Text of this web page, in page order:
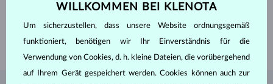
GEWICHT 0.040 ct
BREITE 1.80 mm
GEWICHT 2.05 g
WILLKOMMEN BEI KLENOTA
Um sicherzustellen, dass unsere Website ordnungsgemäß
funktioniert, benötigen wir Ihr Einverständnis für die
Verwendung von Cookies, d. h. kleine Dateien, die vorübergehend
auf Ihrem Gerät gespeichert werden. Cookies können auch zur